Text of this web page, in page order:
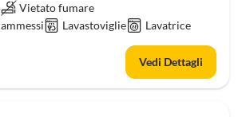
Vietato fumare
Lavastoviglie Lavatrice
Vedi Dettagli